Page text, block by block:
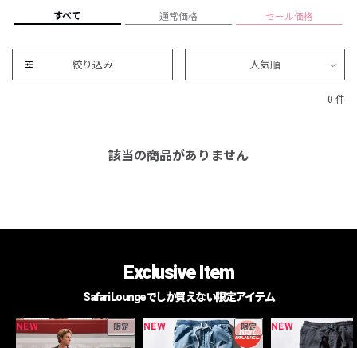
すべて 通常価格 セール価格
絞り込み 人気順
0 件
該当の商品がありません
Exclusive Item
Safari Loungeでしか買えない限定アイテム
NEW 限定 NEW 限定 NEW